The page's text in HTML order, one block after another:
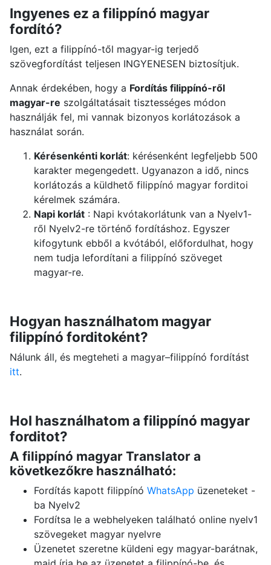
Ingyenes ez a filippínó magyar
fordító?
Igen, ezt a filippínó-től magyar-ig terjedő
szövegfordítást teljesen INGYENESEN biztosítjuk.
Annak érdekében, hogy a Fordítás filippínó-ről
magyar-re szolgáltatásait tisztességes módon
használják fel, mi vannak bizonyos korlátozások a
használat során.
Kérésenkénti korlát: kérésenként legfeljebb 500
karakter megengedett. Ugyanazon a idő, nincs
korlátozás a küldhető filippínó magyar forditoi
kérelmek számára.
Napi korlát: Napi kvótakorlátunk van a Nyelv1-
ről Nyelv2-re történő fordításhoz. Egyszer
kifogytunk ebből a kvótából, előfordulhat, hogy
nem tudja lefordítani a filippínó szöveget
magyar-re.
Hogyan használhatom magyar
filippínó forditoként?
Nálunk áll, és megteheti a magyar–filippínó fordítást
itt.
Hol használhatom a filippínó magyar
forditot?
A filippínó magyar Translator a
következőkre használható:
Fordítás kapott filippínó WhatsApp üzeneteket -
ba Nyelv2
Fordítsa le a webhelyeken található online nyelv1
szövegeket magyar nyelvre
Üzenetet szeretne küldeni egy magyar-barátnak,